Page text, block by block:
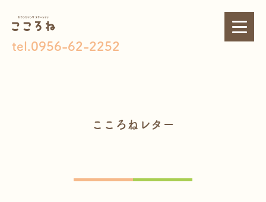
tel.0956-62-2252
こころねレター